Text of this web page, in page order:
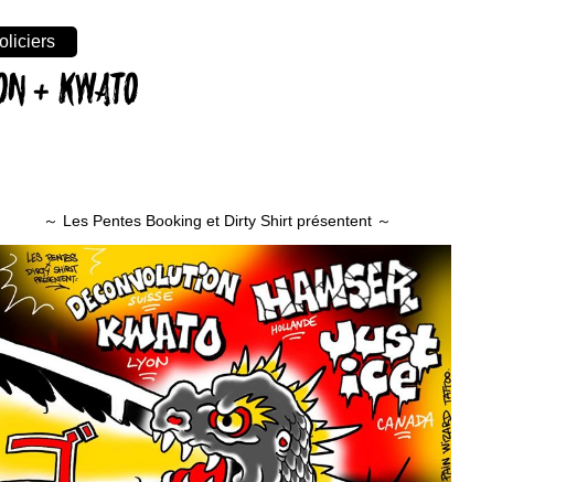
+ KWATO
～ Les Pentes Booking et Dirty Shirt présentent ～